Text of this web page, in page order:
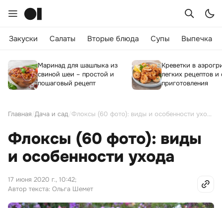
Закуски Салаты Вторые блюда Супы Выпечка
Маринад для шашлыка из
свиной шеи – простой и
пошаговый рецепт
Креветки в
легких рецептов и
приготовления
Главная Дача и сад Флоксы (60 фото): виды и особенности ухода
Флоксы (60 фото): виды
и особенности ухода
17 июня 2020 г., 10:42;
Автор текста: Ольга Шемет